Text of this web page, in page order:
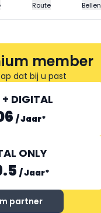
Route Bellen
member
dat bij u past
DIGITAL
/Jaar*
ONLY
/Jaar*
partner